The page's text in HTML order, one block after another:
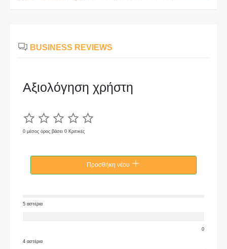
BUSINESS REVIEWS
Αξιολόγηση χρήστη
0 μέσος όρος βάσει 0 Κριτικές
Προσθήκη νέου
5 αστέρια
0
4 αστέρια